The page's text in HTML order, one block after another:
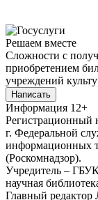
Решаем вместе
Сложности с
приобретением
учреждений
Написать
Информация 12+
г. Федеральной
информационных
(Роскомнадзор).
Учредитель –
научная
Главный редактор